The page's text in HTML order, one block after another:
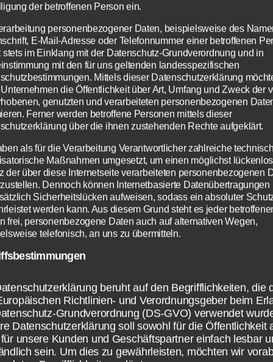
auch du häufiger den Fehler Rocket League
bei Serververbindung im Februar 2017
liegt der Grund nicht bei dir. Rocket
sehr beliebte Auto-Fußballspiel, welches
veröffentlicht worden ist, erfreut sich nach
Beliebtheit. Immernoch kommen täglich
dazu. Aus diesem Grund muss […]
,Rocket League,Server,Problem,Error
2014 zeigt
der betroffenen Person ein.
personenbezogener Daten, beispielsweise des
E-Mail-Adresse oder Telefonnummer einer betroffenen
stets im Einklang mit der Datenschutz-Grundverordnung und in
mit den für uns geltenden landesspezifischen
Mittels dieser Datenschutzerklärung
die Öffentlichkeit über Art, Umfang und Zweck der
genutzten und verarbeiteten personenbezogenen
Ferner werden betroffene Personen mittels dieser
über die ihnen zustehenden Rechte aufgeklärt.
als für die Verarbeitung Verantwortlicher zahlreiche
Maßnahmen umgesetzt, um einen möglichst
der über diese Internetseite verarbeiteten personenbezogenen
Dennoch können Internetbasierte Datenübertragungen
Sicherheitslücken aufweisen, sodass ein absoluter
werden kann. Aus diesem Grund steht es jeder
frei, personenbezogene Daten auch auf alternativen Wegen,
telefonisch, an uns zu übermitteln.
beruht auf den Begrifflichkeiten, die
Richtlinien- und Verordnungsgeber beim
Grundverordnung (DS-GVO) verwendet
Datenschutzerklärung soll sowohl für die Öffentlichkeit
unsere Kunden und Geschäftspartner einfach lesbar
sein. Um dies zu gewährleisten, möchten wir